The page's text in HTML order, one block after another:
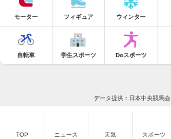
モーター フィギュア ウィンター
自転車 学生スポーツ Doスポーツ
データ提供：日本中央競馬会
TOP ニュース 天気 スポーツ